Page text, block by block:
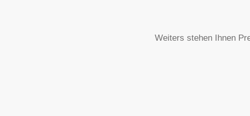
Weiters stehen Ihnen